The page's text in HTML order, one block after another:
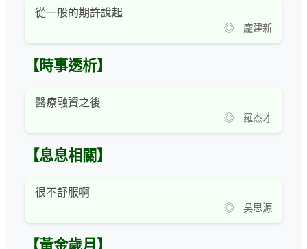
從一般的期許說起
◎ 龐建新
【時事透析】
醫療融資之後
◎ 羅杰才
【息息相關】
很不舒服啊
◎ 吳思源